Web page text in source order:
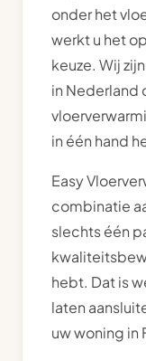
onder het
werkt u het
keuze. Wij
in Nederland
in één hand
Easy
combinatie
slechts één
hebt. Dat is
laten
uw woning in